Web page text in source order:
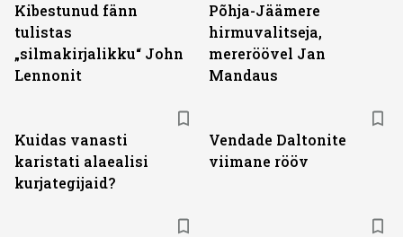
Kibestunud fänn
tulistas
„silmakirjalikku“ John
Lennonit
Põhja-Jäämere
hirmuvalitseja,
mereröövel Jan
Mandaus
Kuidas vanasti
karistati alaealisi
kurjategijaid?
Vendade Daltonite
viimane rööv